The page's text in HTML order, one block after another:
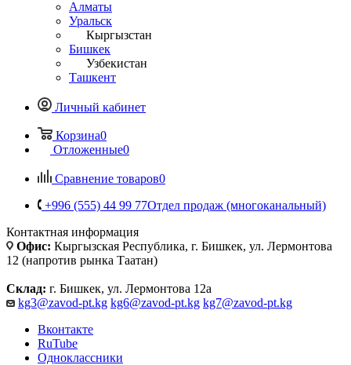
Алматы
Уральск
Кыргызстан
Бишкек
Узбекистан
Ташкент
Личный кабинет
Корзина0
Отложенные0
Сравнение товаров0
+996 (555) 44 99 77Отдел продаж (многоканальный)
Контактная информация
Офис: Кыргызская Республика, г. Бишкек, ул. Лермонтова
12 (напротив рынка Таатан)
Склад: г. Бишкек, ул. Лермонтова 12а
kg3@zavod-pt.kg kg6@zavod-pt.kg kg7@zavod-pt.kg
Вконтакте
RuTube
Одноклассники